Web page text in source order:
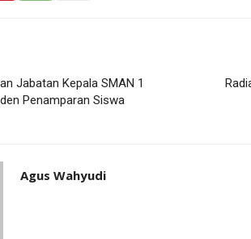
Jabatan Kepala SMAN 1
Penamparan Siswa
Agus Wahyudi